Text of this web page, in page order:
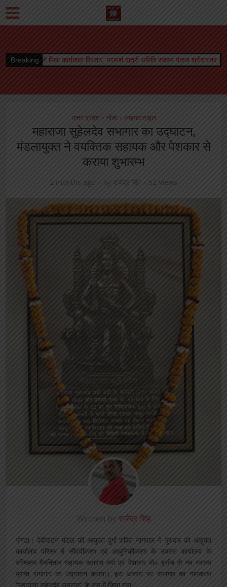
Breaking
मिला कार्यकाल विस्तार, परामर्श दात्री समिति सदस्य पंकज श्रीवास्तव ने दी शुभकामनायें
उत्तर प्रदेश • गोंडा • लाइफस्टाइल
महाराजा सुहेलदेव सभागार का उद्घाटन,
मंडलायुक्त ने वयक्तिक सहायक और पेशकार से
कराया शुभारम्भ
2 months ago by राजेंद्र सिंह 52 Views
Written byराजेंद्र सिंह
गोण्डा। देवीपाटन मंडल की आयुक्त दुर्गा शक्ति नागपाल ने गुरुवार को आयुक्त
कार्यालय परिसर में सौंदर्यीकरण एवं आधुनिकीकरण के उपरांत कार्यालय के
वरिष्ठतम वैयक्तिक सहायक रक्षाराम वर्मा एवं पेशकार मो० हसीब से नव स्वरूप
प्राप्त सभागार का उद्घाटन कराया। इस अवसर पर सभागार का नामकरण
“महाराजा सुहेलदेव सभागार” के रूप में किया गया।